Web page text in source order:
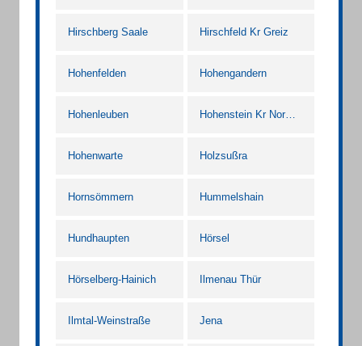
Hirschberg Saale Hirschfeld Kr Greiz
Hohenfelden Hohengandern
Hohenleuben Hohenstein Kr Nordhausen
Hohenwarte Holzsußra
Hornsömmern Hummelshain
Hundhaupten Hörsel
Hörselberg-Hainich Ilmenau Thür
Ilmtal-Weinstraße Jena